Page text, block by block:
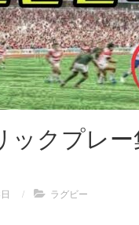
ックプレ
/ ラグビー